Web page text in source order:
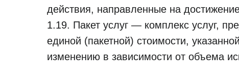
действия, направленные на
1.19. Пакет услуг — комплекс услуг,
единой (пакетной) стоимости,
изменению в зависимости от объема